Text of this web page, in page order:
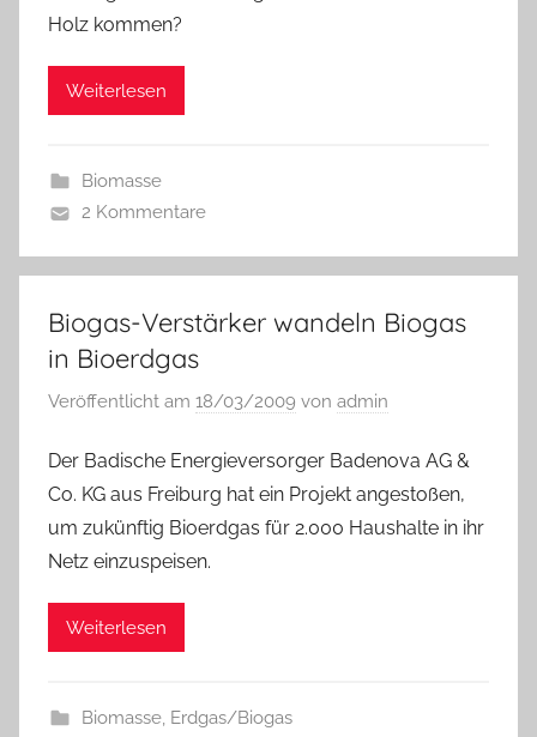
Holz kommen?
Weiterlesen
Biomasse
2 Kommentare
Biogas-Verstärker wandeln Biogas
in Bioerdgas
Veröffentlicht am 18/03/2009 von admin
Der Badische Energieversorger Badenova AG &
Co. KG aus Freiburg hat ein Projekt angestoßen,
um zukünftig Bioerdgas für 2.000 Haushalte in ihr
Netz einzuspeisen.
Weiterlesen
Biomasse, Erdgas/Biogas